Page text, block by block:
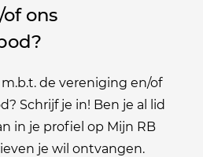
ons
de vereniging en/of
Schrijf je in! Ben je al lid
in je profiel op Mijn RB
je wil ontvangen.